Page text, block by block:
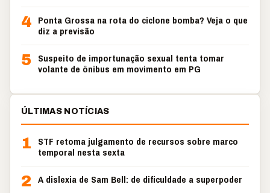
4 Ponta Grossa na rota do ciclone bomba? Veja o que
diz a previsão
5 Suspeito de importunação sexual tenta tomar
volante de ônibus em movimento em PG
ÚLTIMAS NOTÍCIAS
1
STF retoma julgamento de recursos sobre marco
temporal nesta sexta
2 A dislexia de Sam Bell: de dificuldade a superpoder